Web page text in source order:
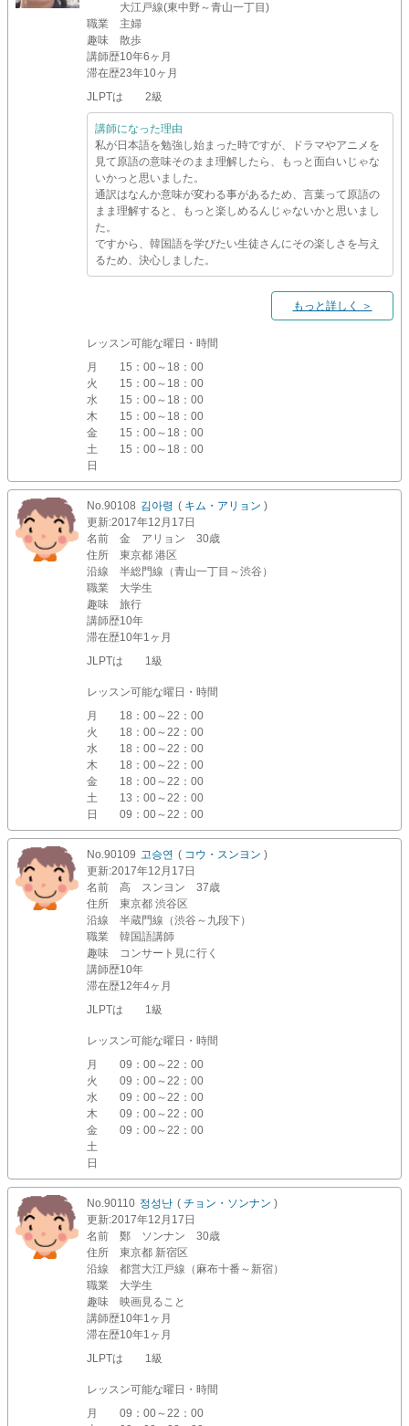
大江戸線(東中野～青山一丁目)
職業
主婦
趣味
散歩
講師歴10年6ヶ月
滞在歴23年10ヶ月
JLPTは 2級
講師になった理由
私が日本語を勉強し始まった時ですが、ドラマやアニメを
見て原語の意味そのまま理解したら、もっと面白いじゃな
いかっと思いました。
通訳はなんか意味が変わる事があるため、言葉って原語の
まま理解すると、もっと楽しめるんじゃないかと思いまし
た。
ですから、韓国語を学びたい生徒さんにその楽しさを与え
るため、決心しました。
もっと詳しく ＞
レッスン可能な曜日・時間
月
15：00～18：00
火
15：00～18：00
水
15：00～18：00
木
15：00～18：00
金
15：00～18：00
土
15：00～18：00
日
No.90108 김아령 ( キム・アリョン )
更新:2017年12月17日
名前
金 アリョン 30歳
住所
東京都 港区
沿線
半総門線（青山一丁目～渋谷）
職業
大学生
趣味
旅行
講師歴10年
滞在歴10年1ヶ月
JLPTは 1級
レッスン可能な曜日・時間
月
18：00～22：00
火
18：00～22：00
水
18：00～22：00
木
18：00～22：00
金
18：00～22：00
土
13：00～22：00
日
09：00～22：00
No.90109 고승연 ( コウ・スンヨン )
更新:2017年12月17日
名前
高 スンヨン 37歳
住所
東京都 渋谷区
沿線
半蔵門線（渋谷～九段下）
職業
韓国語講師
趣味
コンサート見に行く
講師歴10年
滞在歴12年4ヶ月
JLPTは 1級
レッスン可能な曜日・時間
月
09：00～22：00
火
09：00～22：00
水
09：00～22：00
木
09：00～22：00
金
09：00～22：00
土
日
No.90110 정성난 ( チョン・ソンナン )
更新:2017年12月17日
名前
鄭 ソンナン 30歳
住所
東京都 新宿区
沿線
都営大江戸線（麻布十番～新宿）
職業
大学生
趣味
映画見ること
講師歴10年1ヶ月
滞在歴10年1ヶ月
JLPTは 1級
レッスン可能な曜日・時間
月
09：00～22：00